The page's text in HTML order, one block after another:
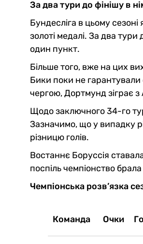
За два тури до фінішу в
Бундесліга в цьому сезоні
золоті медалі. За два
один пункт.
Більше того, вже на цих
Бики поки не гарантували
чергою, Дортмунд зіграє
Щодо заключного 34-го
Зазначимо, що у випадку
різницю голів.
Востаннє Боруссія
поспіль чемпіонство
Чемпіонська розв’язка
Команда Очки